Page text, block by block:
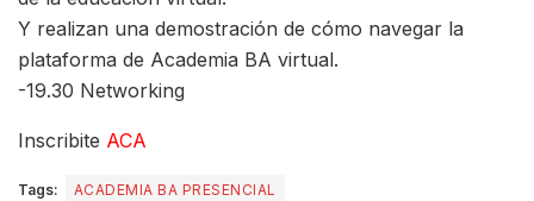
Y realizan una demostración de cómo navegar la
plataforma de Academia BA virtual.
-19.30 Networking
Inscribite ACA
Tags: ACADEMIA BA PRESENCIAL